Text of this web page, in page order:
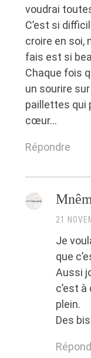
voudrai
C’est si
croire en soi,
fais est si
Chaque fois
un sourire
paillettes qui
cœur…
Répondre
21
Je
que
Aussi
c’est
plein.
Des